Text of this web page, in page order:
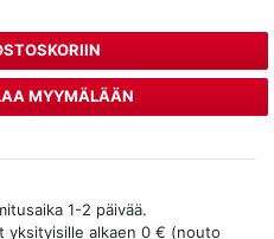
MYYMÄLÄÄN
1-2 päivää.
yksityisille alkaen 0 € (nouto